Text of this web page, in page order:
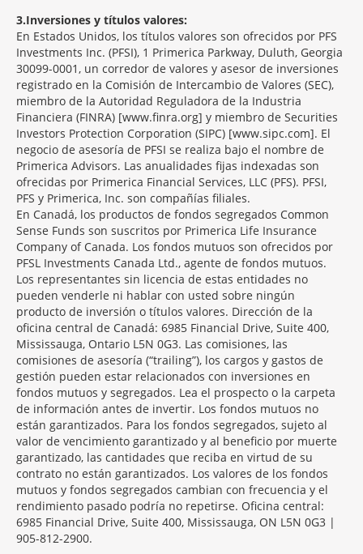
3 Inversiones y títulos valores:
En Estados Unidos, los títulos valores son ofrecidos por PFS
Investments Inc. (PFSI), 1 Primerica Parkway, Duluth, Georgia
30099-0001, un corredor de valores y asesor de inversiones
registrado en la Comisión de Intercambio de Valores (SEC),
miembro de la Autoridad Reguladora de la Industria
Financiera (FINRA) [www.finra.org] y miembro de Securities
Investors Protection Corporation (SIPC) [www.sipc.com]. El
negocio de asesoría de PFSI se realiza bajo el nombre de
Primerica Advisors. Las anualidades fijas indexadas son
ofrecidas por Primerica Financial Services, LLC (PFS). PFSI,
PFS y Primerica, Inc. son compañías filiales.
En Canadá, los productos de fondos segregados Common
Sense Funds son suscritos por Primerica Life Insurance
Company of Canada. Los fondos mutuos son ofrecidos por
PFSL Investments Canada Ltd., agente de fondos mutuos.
Los representantes sin licencia de estas entidades no
pueden venderle ni hablar con usted sobre ningún
producto de inversión o títulos valores. Dirección de la
oficina central de Canadá: 6985 Financial Drive, Suite 400,
Mississauga, Ontario L5N 0G3. Las comisiones, las
comisiones de asesoría (“trailing”), los cargos y gastos de
gestión pueden estar relacionados con inversiones en
fondos mutuos y segregados. Lea el prospecto o la carpeta
de información antes de invertir. Los fondos mutuos no
están garantizados. Para los fondos segregados, sujeto al
valor de vencimiento garantizado y al beneficio por muerte
garantizado, las cantidades que reciba en virtud de su
contrato no están garantizados. Los valores de los fondos
mutuos y fondos segregados cambian con frecuencia y el
rendimiento pasado podría no repetirse. Oficina central:
6985 Financial Drive, Suite 400, Mississauga, ON L5N 0G3 |
905-812-2900.